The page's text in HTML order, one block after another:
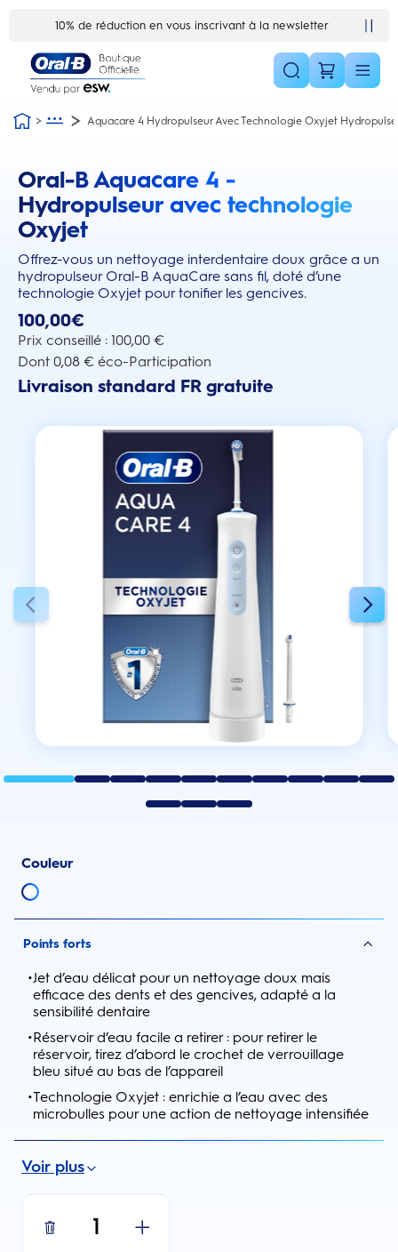
10% de réduction en vous inscrivant à la newsletter
Aquacare 4 Hydropulseur Avec Technologie Oxyjet
Oral-B Aquacare 4 -
Hydropulseur avec technologie
Oxyjet
Offrez-vous un nettoyage interdentaire doux grâce a un
hydropulseur Oral-B AquaCare sans fil, doté d’une
technologie Oxyjet pour tonifier les gencives.
this action will scroll you to the reviews section
100,00€
Prix conseillé : 100,00 €
Dont 0,08 € éco-Participation
Livraison standard FR gratuite
Couleur
Points forts
•Jet d’eau délicat pour un nettoyage doux mais
efficace des dents et des gencives, adapté a la
sensibilité dentaire
•Réservoir d’eau facile a retirer : pour retirer le
réservoir, tirez d’abord le crochet de verrouillage
bleu situé au bas de l’appareil
•Technologie Oxyjet : enrichie a l’eau avec des
microbulles pour une action de nettoyage intensifiée
Voir plus
1